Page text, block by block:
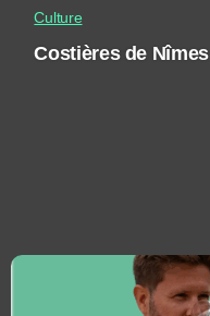
Culture
Costières de Nîmes